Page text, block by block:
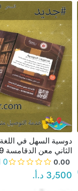
نظرة دوسية السهل في
الثاني معن الدقامسة 2009 السعر 3.50
0.00 0 التعليق (التعليقات)
3٫500 د.أ.‏